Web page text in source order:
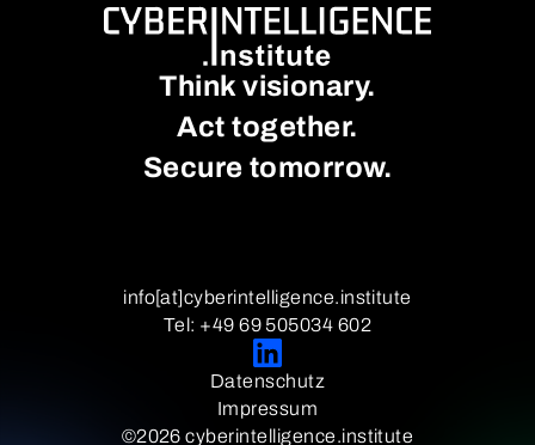
Think visionary.
Act together.
Secure tomorrow.
©2026 cyberintelligence.institute
Impressum
Datenschutz
Tel: +49 69 505034 602
info[at]cyberintelligence.institute